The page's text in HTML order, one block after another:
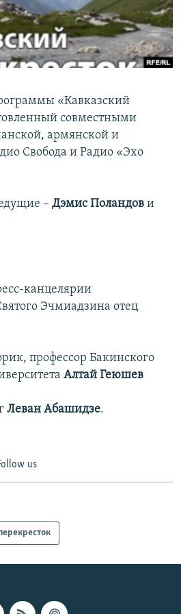
«Кавказский
совместными
армянской и
Свобода и Радио «Эхо
– Дэмис Поландов и
канцелярии
Эчмиадзина отец
профессор Бакинского
Алтай Геюшев
Леван Абашидзе.
us